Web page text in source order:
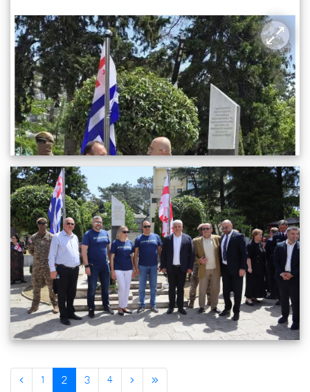
30.05.2025 1549 სრულიად
დამოუკიდებლობის დღისადმი მიძღვნილი საზეიმო
ღონისძიებები ქობულეთში
28.05.2025 1383 სრულიად
1 2 3 4